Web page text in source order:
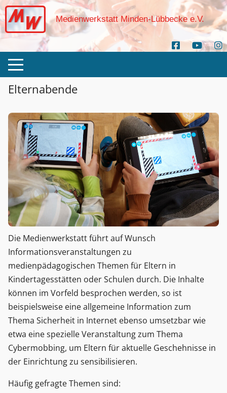
Medienwerkstatt Minden-Lübbecke e.V.
Elternabende
Die Medienwerkstatt führt auf Wunsch
Informationsveranstaltungen zu
medienpädagogischen Themen für Eltern in
Kindertagesstätten oder Schulen durch. Die Inhalte
können im Vorfeld besprochen werden, so ist
beispielsweise eine allgemeine Information zum
Thema Sicherheit in Internet ebenso umsetzbar wie
etwa eine spezielle Veranstaltung zum Thema
Cybermobbing, um Eltern für aktuelle Geschehnisse in
der Einrichtung zu sensibilisieren.
Häufig gefragte Themen sind: